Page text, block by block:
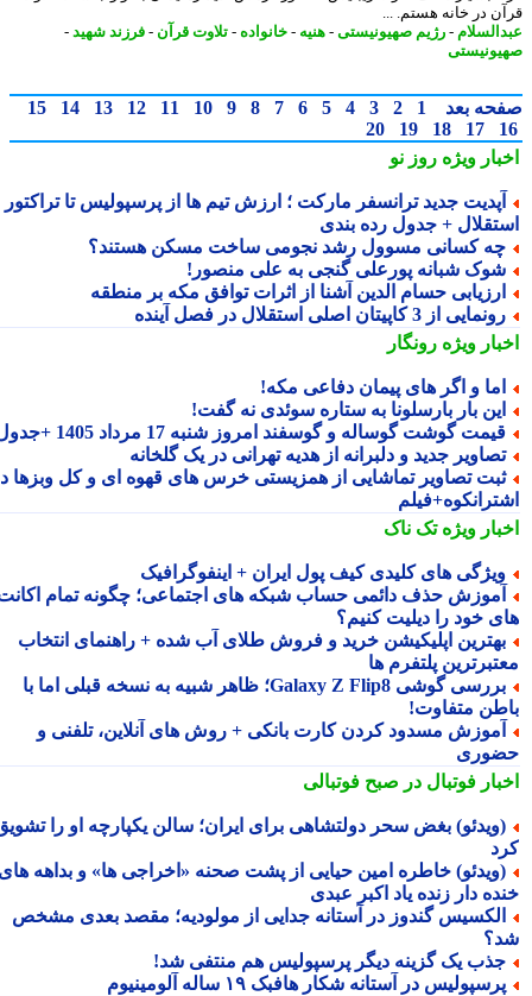
در خانه هستم. ...
-رژیم صهیونیستی-هنیه -خانواده- تلاوت قرآن- فرزند شهید-
بعد 1
2
3
4
5
6
7
8
9
10
11
12
13
14
15
17
18
19
20
ویژهروز نو
جدید ترانسفر مارکت ؛ ارزش تیم ها از پرسپولیس تا تراکتور و
+ جدول رده بندی
کسانی مسوول رشد نجومی ساخت مسکن هستند؟
شبانه پورعلی گنجی به علی منصور!
حسام الدین آشنا از اثرات توافق مکه بر منطقه
از 3 کاپیتان اصلی استقلال در فصل آینده
ویژهرونگار
و اگر های پیمان دفاعی مکه!
بار بارسلونا به ستاره سوئدی نه گفت!
گوشت گوساله و گوسفند امروز شنبه 17 مرداد 1405 +جدول
جدید و دلبرانه از هدیه تهرانی در یک گلخانه
تصاویر تماشایی از همزیستی خرس های قهوه ای و کل وبزها در
ویژهتک ناک
های کلیدی کیف پول ایران + اینفوگرافیک
حذف دائمی حساب شبکه های اجتماعی؛ چگونه تمام اکانت
خود را دیلیت کنیم؟
اپلیکیشن خرید و فروش طلای آب شده + راهنمای انتخاب
پلتفرم ها
بررسی گوشی Galaxy Z Flip8؛ ظاهر شبیه به نسخه قبلی اما با
متفاوت!
مسدود کردن کارت بانکی + روش های آنلاین، تلفنی و
فوتبال در صبح فوتبالی
بغض سحر دولتشاهی برای ایران؛ سالن یکپارچه او را تشویق
خاطره امین حیایی از پشت صحنه «اخراجی ها» و بداهه های
دار زنده یاد اکبر عبدی
گندوز در آستانه جدایی از مولودیه؛ مقصد بعدی مشخص
یک گزینه دیگر پرسپولیس هم منتفی شد!
در آستانه شکار هافبک ۱۹ ساله آلومینیوم